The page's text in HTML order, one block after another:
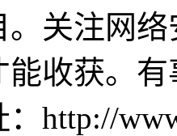
。关注网
收获。
http://